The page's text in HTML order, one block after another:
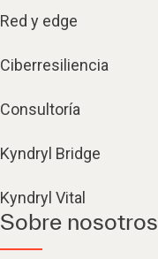
Red y edge
Ciberresiliencia
Consultoría
Kyndryl Bridge
Kyndryl Vital
Sobre nosotros